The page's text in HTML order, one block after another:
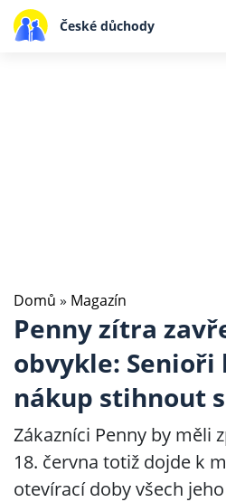
České důchody
Domů » Magazín
Penny zítra
obvykle: Senioři
nákup stihnout
Zákazníci Penny by měli
18. června totiž dojde k
otevírací doby všech